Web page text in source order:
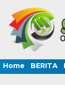
Home BERITA